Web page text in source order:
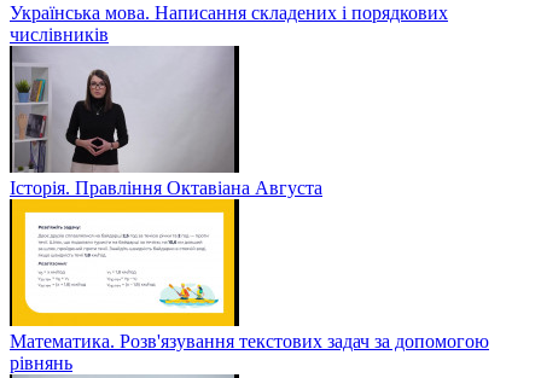
Українська мова. Написання складених і порядкових
числівників
Історія. Правління Октавіана Августа
Математика. Розв'язування текстових задач за допомогою
рівнянь